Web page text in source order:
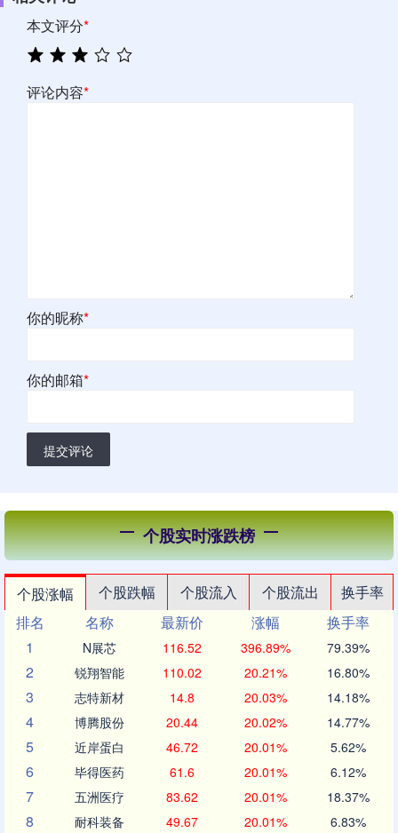
本文评分*
评论内容*
你的昵称*
你的邮箱*
提交评论
个股实时涨跌榜
个股涨幅 个股跌幅 个股流入 个股流出
换手率
排名
名称 最新价 涨幅
换手率
1
N展芯 116.52 396.89% 79.39%
2 锐翔智能 110.02 20.21% 16.80%
3 志特新材 14.8 20.03% 14.18%
4 博腾股份 20.44 20.02% 14.77%
5 近岸蛋白 46.72 20.01% 5.62%
6 毕得医药 61.6 20.01% 6.12%
7 五洲医疗 83.62 20.01% 18.37%
8 耐科装备 49.67 20.01% 6.83%